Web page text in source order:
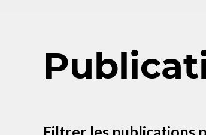
Filtrer les publications